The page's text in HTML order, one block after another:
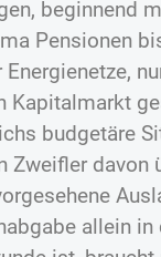
beginnend
Pensionen
Kapitalmarkt
budgetäre
Zweifler davon
allein